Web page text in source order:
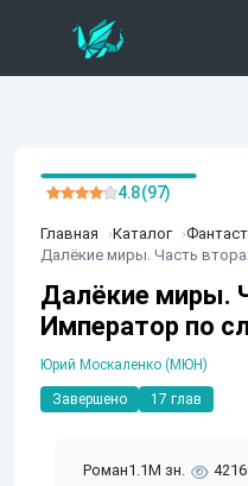
Главная Каталог
Далёкие миры. Часть
Далёкие миры.
Император по
Юрий Москаленко (МЮН)
Завершено 17 глав
Роман1.1M зн.
4.8 (97)